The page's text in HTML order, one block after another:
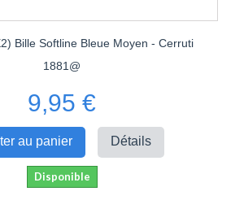
Bille Softline Bleue Moyen - Cerruti
1881@
9,95 €
au panier Détails
Disponible